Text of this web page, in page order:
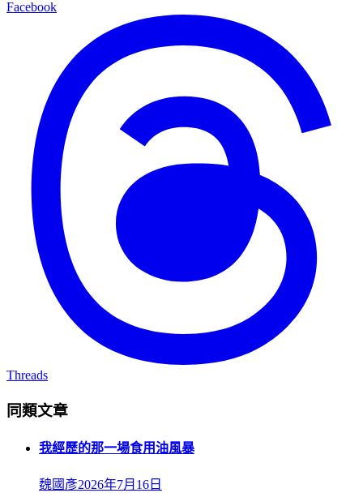
Facebook
Threads
同類文章
我經歷的那一場食用油風暴
魏國彥2026年7月16日